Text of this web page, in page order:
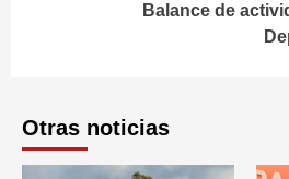
Balance de
Otras noticias